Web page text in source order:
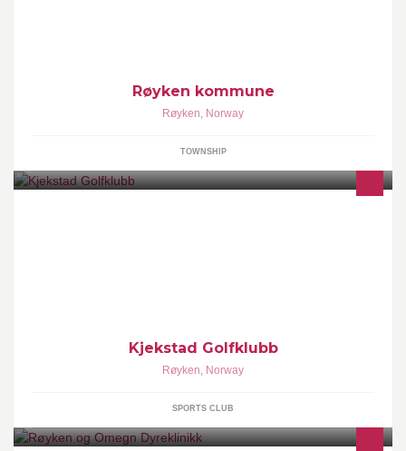
Røyken kommune
Røyken, Norway
TOWNSHIP
Kjekstad Golfklubb
Røyken, Norway
SPORTS CLUB